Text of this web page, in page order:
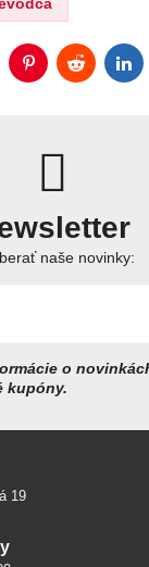
PinterestReddit
naše novinky:
o
kupóny.
19